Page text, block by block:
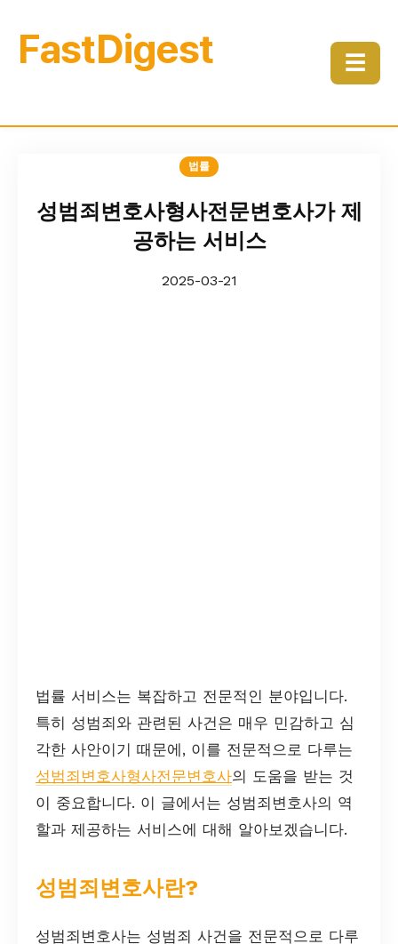
FastDigest ☰
법률
성범죄변호사형사전문변호사가 제
공하는 서비스
2025-03-21
법률 서비스는 복잡하고 전문적인 분야입니다.
특히 성범죄와 관련된 사건은 매우 민감하고 심
각한 사안이기 때문에, 이를 전문적으로 다루는
성범죄변호사형사전문변호사의 도움을 받는 것
이 중요합니다. 이 글에서는 성범죄변호사의 역
할과 제공하는 서비스에 대해 알아보겠습니다.
성범죄변호사란?
성범죄변호사는 성범죄 사건을 전문적으로 다루